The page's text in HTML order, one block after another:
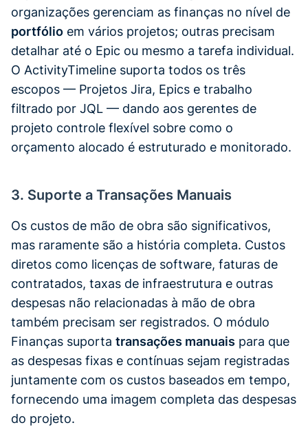
organizações gerenciam as finanças no nível de
portfólio em vários projetos; outras precisam
detalhar até o Epic ou mesmo a tarefa individual.
O ActivityTimeline suporta todos os três
escopos — Projetos Jira, Epics e trabalho
filtrado por JQL — dando aos gerentes de
projeto controle flexível sobre como o
orçamento alocado é estruturado e monitorado.
3. Suporte a Transações Manuais
Os custos de mão de obra são significativos,
mas raramente são a história completa. Custos
diretos como licenças de software, faturas de
contratados, taxas de infraestrutura e outras
despesas não relacionadas à mão de obra
também precisam ser registrados. O módulo
Finanças suporta transações manuais para que
as despesas fixas e contínuas sejam registradas
juntamente com os custos baseados em tempo,
fornecendo uma imagem completa das despesas
do projeto.